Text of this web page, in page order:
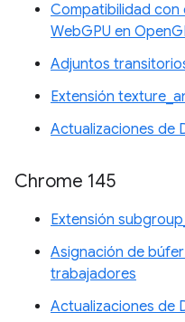
Compatibilidad con
WebGPU en
Adjuntos
Extensión
Actualizaciones de
Chrome 145
Extensión
Asignación de
trabajadores
Actualizaciones de